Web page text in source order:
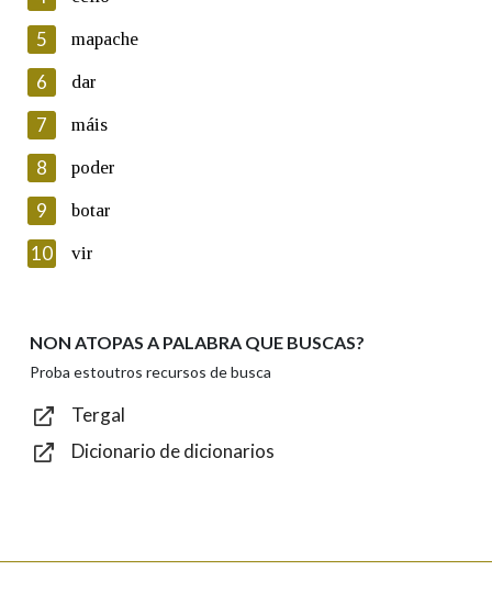
Lin e acepto as condicións da política de
Introduce o código que aparece na imaxe:
Texto de verificación
Enviar
5 mapache
6 dar
7 máis
8 poder
9 botar
10 vir
NON ATOPAS A PALABRA QUE BUSCAS?
Proba estoutros recursos de busca
Tergal
Dicionario de dicionarios